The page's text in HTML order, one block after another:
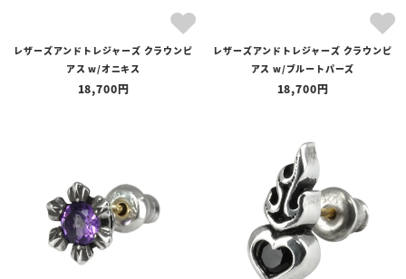
レザーズアンドトレジャーズ クラウンピ
アス w/オニキス
18,700
レザーズアンドトレジャーズ クラウンピ
アス w/ブルートパーズ
18,700